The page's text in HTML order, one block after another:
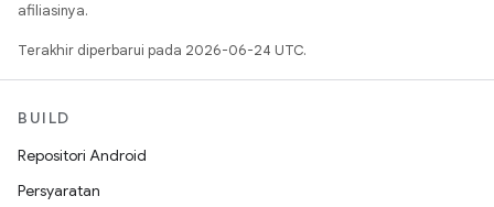
afiliasinya.
Terakhir diperbarui pada 2026-06-24 UTC.
BUILD
Repositori Android
Persyaratan